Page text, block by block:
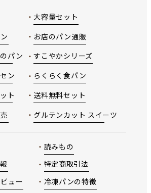
パン
ン
ト
大容量セット
お店のパン通販
すこやかシリーズ
らくらく食パン
送料無料セット
グルテンカット スイーツ
ュー
読みもの
特定商取引法
冷凍パンの特徴